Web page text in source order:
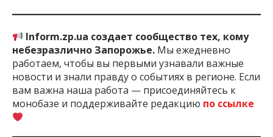
Inform.zp.ua создает сообщество тех, кому
небезразлично Запорожье. Мы ежедневно
работаем, чтобы вы первыми узнавали важные
новости и знали правду о событиях в регионе. Если
вам важна наша работа — присоединяйтесь к
монобазе и поддерживайте редакцию по ссылке